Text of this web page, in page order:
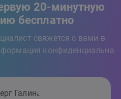
20-минутную
бесплатно
свяжется с вами в
конфиденциальна